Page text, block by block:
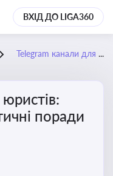
ВХІД ДО LIGA360
Telegram канали для юристів: новини, кейси, практичні поради
поради